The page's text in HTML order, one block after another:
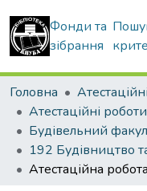
Фонди та
зібрання
Головна
Будівельний